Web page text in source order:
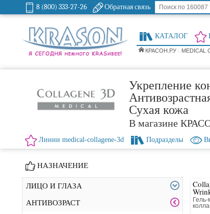
8 (800) 333-27-26 Обратная связь
КАТАЛОГ
КРАСОН.РУ MEDICAL
Укрепление
Сухая кожа
В магазине
Линии medical-collagene-3d Подразделы
НАЗНАЧЕНИЕ
ЛИЦО И ГЛАЗА
АНТИВОЗРАСТ